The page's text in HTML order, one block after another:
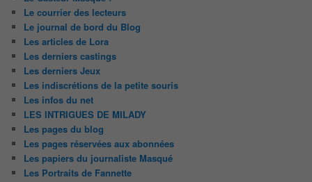
Le courrier des lecteurs
Le journal de bord du Blog
Les articles de Lora
Les derniers castings
Les derniers Jeux
Les indiscrétions de la petite souris
Les infos du net
LES INTRIGUES DE MILADY
Les pages du blog
Les pages réservées aux abonnées
Les papiers du journaliste Masqué
Les Portraits de Fannette